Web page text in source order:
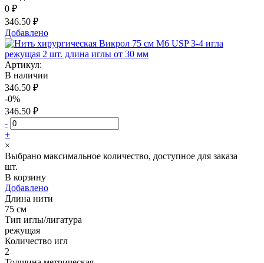
0 ₽
346.50 ₽
Добавлено
Артикул:
В наличии
346.50 ₽
-0%
346.50 ₽
-
+
×
Выбрано максимальное количество, доступное для заказа
шт.
В корзину
Добавлено
Длина нити
75 см
Тип иглы/лигатура
режущая
Количество игл
2